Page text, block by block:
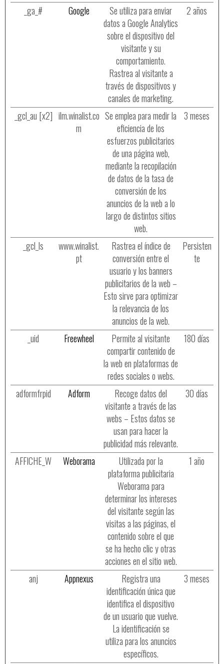
_ga_# Google
Se utiliza para enviar
datos a Google Analytics
sobre el dispositivo del
visitante y su
comportamiento.
Rastrea al visitante a
través de dispositivos y
canales de marketing.
2 años
_gcl_au [x2] ilm.winalist.co
m
Se emplea para medir la
eficiencia de los
esfuerzos publicitarios
de una página web,
mediante la recopilación
de datos de la tasa de
conversión de los
anuncios de la web a lo
largo de distintos sitios
web.
3 meses
_gcl_ls
www.winalist.
pt
Rastrea el índice de
conversión entre el
usuario y los banners
publicitarios de la web –
Esto sirve para optimizar
la relevancia de los
anuncios de la web.
Persisten
te
_uid Freewheel
Permite al visitante
compartir contenido de
la web en plataformas de
redes sociales o webs.
180 días
adformfrpid Adform
Recoge datos del
visitante a través de las
webs – Estos datos se
usan para hacer la
publicidad más relevante.
30 días
AFFICHE_W Weborama
Utilizada por la
plataforma publicitaria
Weborama para
determinar los intereses
del visitante según las
visitas a las páginas, el
contenido sobre el que
se ha hecho clic y otras
acciones en el sitio web.
1 año
anj Appnexus
Registra una
identificación única que
identifica el dispositivo
de un usuario que vuelve.
La identificación se
utiliza para los anuncios
específicos.
3 meses